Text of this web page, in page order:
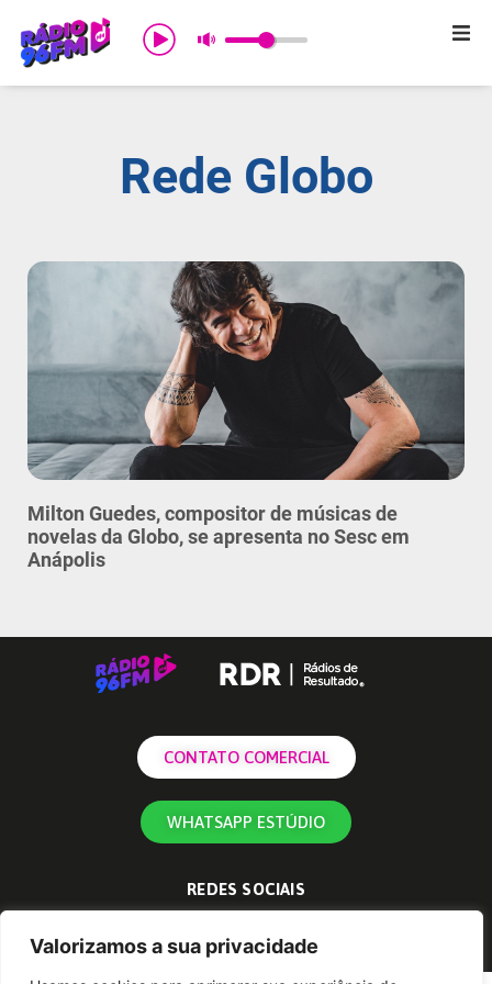
Valorizamos a sua privacidade
Início
Promoções
Notícias
Comercial
Contato
Rede Globo
Milton Guedes, compositor de músicas de
novelas da Globo, se apresenta no Sesc em
Anápolis
CONTATO COMERCIAL
WHATSAPP ESTÚDIO
REDES SOCIAIS